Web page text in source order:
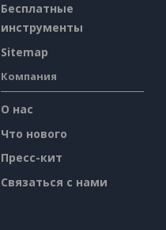
Бесплатные
инструменты
Sitemap
Компания
О нас
Что нового
Пресс-кит
Связаться с нами